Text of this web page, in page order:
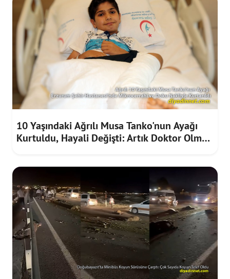
10 Yaşındaki Ağrılı Musa Tanko'nun Ayağı
Kurtuldu, Hayali Değişti: Artık Doktor Olmak